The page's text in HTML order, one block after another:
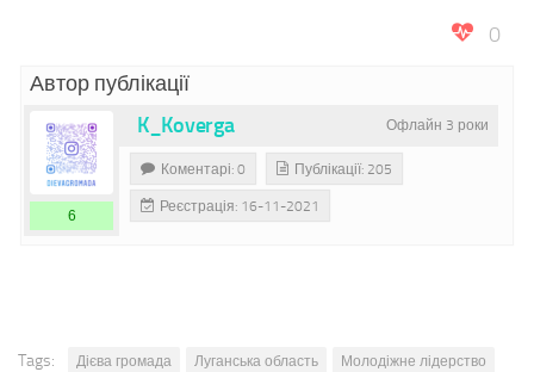
0
Автор публікації
Офлайн 3 роки
K_Koverga
6
Коментарі: 0 Публікації: 205
Реєстрація: 16-11-2021
Tags: Дієва громада Луганська область Молодіжне лідерство